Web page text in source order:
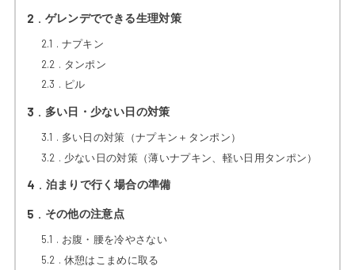
2 ゲレンデでできる生理対策
2.1 ナプキン
2.2 タンポン
2.3 ピル
3 多い日・少ない日の対策
3.1 多い日の対策（ナプキン＋タンポン）
3.2 少ない日の対策（薄いナプキン、軽い日用タンポン）
4 泊まりで行く場合の準備
5 その他の注意点
5.1 お腹・腰を冷やさない
5.2 休憩はこまめに取る